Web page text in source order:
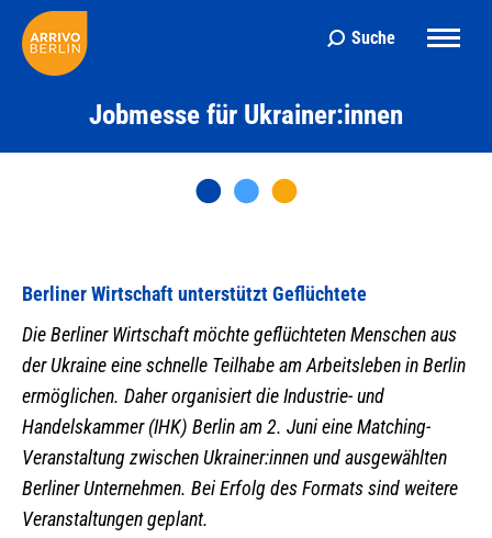
Search:
Suche
Jobmesse für Ukrainer:innen
Berliner Wirtschaft unterstützt Geflüchtete
Die Berliner Wirtschaft möchte geflüchteten Menschen aus
der Ukraine eine schnelle Teilhabe am Arbeitsleben in Berlin
ermöglichen. Daher organisiert die Industrie- und
Handelskammer (IHK) Berlin am 2. Juni eine Matching-
Veranstaltung zwischen Ukrainer:innen und ausgewählten
Berliner Unternehmen. Bei Erfolg des Formats sind weitere
Veranstaltungen geplant.